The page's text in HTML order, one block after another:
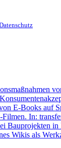
E-Books auf
In:
Bauprojekten in
Wikis als